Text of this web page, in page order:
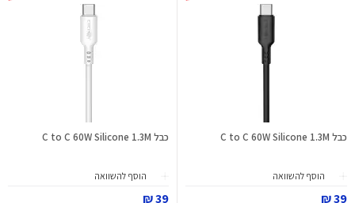
כבל C to C 60W Silicone 1.3M
הוסף להשוואה
39 ₪
כבל C to C 60W Silicone 1.3M
הוסף להשוואה
39 ₪